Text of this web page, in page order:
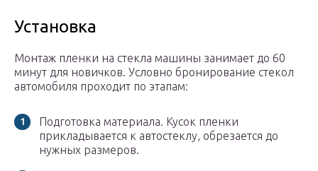
Установка
Монтаж пленки на стекла машины занимает до 60
минут для новичков. Условно бронирование стекол
автомобиля проходит по этапам:
Подготовка материала. Кусок пленки
прикладывается к автостеклу, обрезается до
нужных размеров.